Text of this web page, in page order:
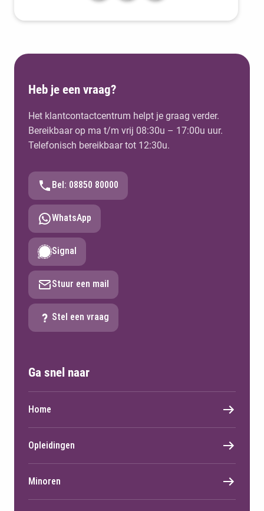
Heb je een vraag?
Het klantcontactcentrum helpt je graag verder.
Bereikbaar op ma t/m vrij 08:30u – 17:00u uur.
Telefonisch bereikbaar tot 12:30u.
Bel: 08850 80000
WhatsApp
Signal
Stuur een mail
Stel een vraag
Ga snel naar
Home
Opleidingen
Minoren